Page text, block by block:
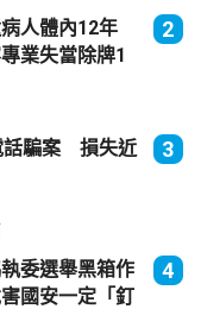
人體內12年
業失當除牌1
2
話騙案 損失近
3
委選舉黑箱作
國安一定「釘
4